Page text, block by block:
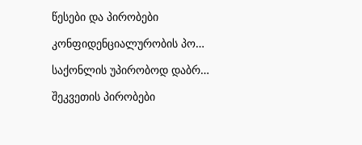
წესები და პირობები
კონფიდენციალურობის პოლიტიკა
საქონლის უპირობოდ დაბრუნების პირობები
შეკვეთის პირობები